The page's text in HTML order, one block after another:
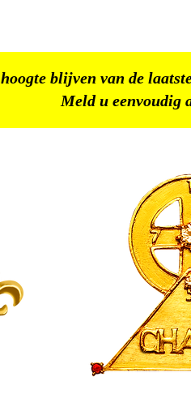
blijven van de
Meld u eenvoudig